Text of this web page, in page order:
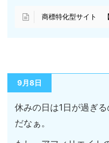
商標特化型サイト 【
9月8日
休みの日は1日が過ぎ
だなぁ。